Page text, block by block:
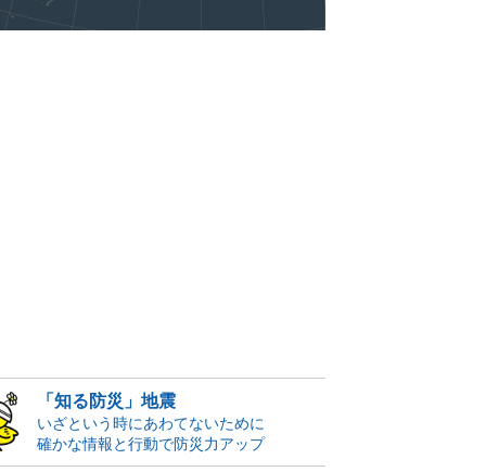
「知る防災」地震
いざという時にあわてないために
確かな情報と行動で防災力アップ